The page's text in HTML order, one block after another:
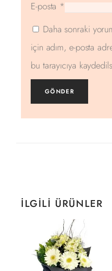
E-posta *
Daha sonraki
için adım, e-posta
bu tarayıcıya
İLGILI ÜRÜNLER